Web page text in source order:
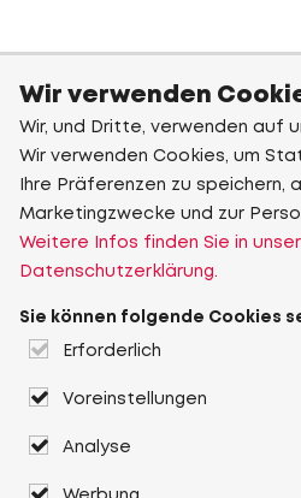
Wir verwenden
Wir, und Dritte, verwenden auf
Wir verwenden Cookies, um
Ihre Präferenzen zu speichern,
Marketingzwecke und zur
Weitere Infos finden Sie in
Datenschutzerklärung.
Sie können folgende Cookies
Erforderlich
Voreinstellungen
Analyse